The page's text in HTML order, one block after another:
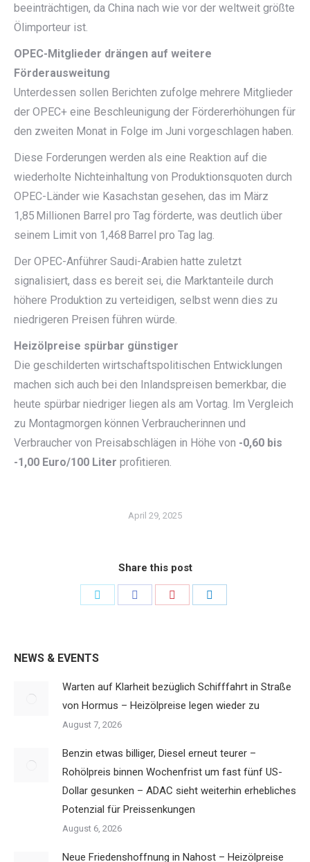
beeinträchtigen, da China nach wie vor der weltweit größte
Ölimporteur ist.
OPEC-Mitglieder drängen auf weitere
Förderausweitung
Unterdessen sollen Berichten zufolge mehrere Mitglieder
der OPEC+ eine Beschleunigung der Fördererhöhungen für
den zweiten Monat in Folge im Juni vorgeschlagen haben.
Diese Forderungen werden als eine Reaktion auf die
wiederholte Nichteinhaltung von Produktionsquoten durch
OPEC-Länder wie Kasachstan gesehen, das im März
1,85 Millionen Barrel pro Tag förderte, was deutlich über
seinem Limit von 1,468 Barrel pro Tag lag.
Der OPEC-Anführer Saudi-Arabien hatte zuletzt
signalisiert, dass es bereit sei, die Marktanteile durch
höhere Produktion zu verteidigen, selbst wenn dies zu
niedrigeren Preisen führen würde.
Heizölpreise spürbar günstiger
Die geschilderten wirtschaftspolitischen Entwicklungen
machen sich auch bei den Inlandspreisen bemerkbar, die
heute spürbar niedriger liegen als am Vortag. Im Vergleich
zu Montagmorgen können Verbraucherinnen und
Verbraucher von Preisabschlägen in Höhe von -0,60 bis
-1,00 Euro/100 Liter profitieren.
April 29, 2025
Share this post
NEWS & EVENTS
Warten auf Klarheit bezüglich Schifffahrt in Straße
von Hormus – Heizölpreise legen wieder zu
August 7, 2026
Benzin etwas billiger, Diesel erneut teurer –
Rohölpreis binnen Wochenfrist um fast fünf US-
Dollar gesunken – ADAC sieht weiterhin erhebliches
Potenzial für Preissenkungen
August 6, 2026
Neue Friedenshoffnung in Nahost – Heizölpreise